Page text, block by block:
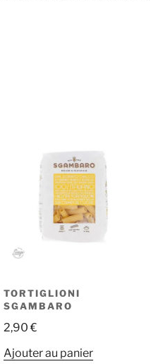
TORTIGLIONI
SGAMBARO
2,90€
Ajouter au panier